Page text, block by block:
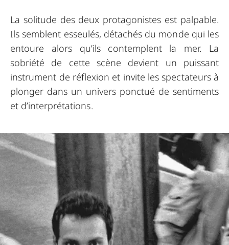
La solitude des deux protagonistes est palpable.
Ils semblent esseulés, détachés du monde qui les
entoure alors qu’ils contemplent la mer. La
sobriété de cette scène devient un puissant
instrument de réflexion et invite les spectateurs à
plonger dans un univers ponctué de sentiments
et d’interprétations.